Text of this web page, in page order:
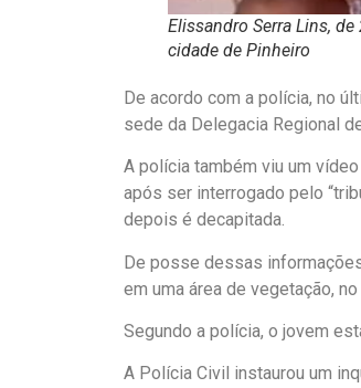
Elissandro Serra Lins,
cidade de Pinheiro
De acordo com a polícia, no
sede da Delegacia Regional
A polícia também viu um
após ser interrogado pelo
depois é decapitada.
De posse dessas
em uma área de vegetação,
Segundo a polícia, o jovem
A Polícia Civil instaurou um